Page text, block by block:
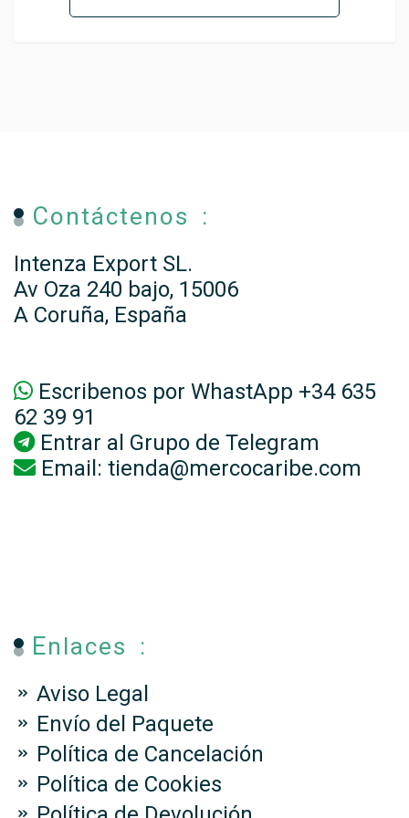
Contáctenos :
Intenza Export SL.
Av Oza 240 bajo, 15006
A Coruña, España
Escribenos por WhastApp +34 635
62 39 91
Entrar al Grupo de Telegram
Email: tienda@mercocaribe.com
Enlaces :
Aviso Legal
Envío del Paquete
Política de Cancelación
Política de Cookies